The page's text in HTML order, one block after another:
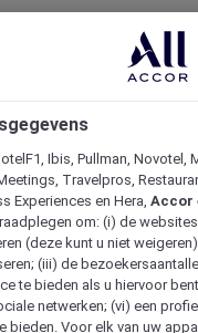
Ibis, Pullman, Novotel,
Travelpros,
Experiences en Hera, Accor
om: (i) de
(deze kunt u niet
(iii) de
te bieden als u hiervoor
netwerken; (vi) een
bieden. Voor elk van uw